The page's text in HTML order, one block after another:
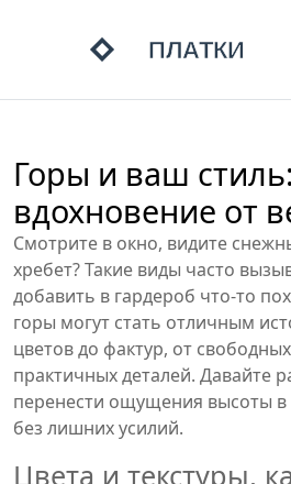
Горы и ваш стиль:
вдохновение от
Смотрите в окно, видите
хребет? Такие виды часто
добавить в гардероб что‑то
горы могут стать отличным
цветов до фактур, от
практичных деталей. Давайте
перенести ощущения высоты
без лишних усилий.
Цвета и текстуры,